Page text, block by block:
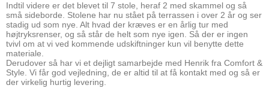
Indtil videre er det blevet til 7 stole, heraf 2 med skammel og så
små sideborde. Stolene har nu stået på terrassen i over 2 år og ser
stadig ud som nye. Alt hvad der kræves er en årlig tur med
højtryksrenser, og så står de helt som nye igen. Så der er ingen
tvivl om at vi ved kommende udskiftninger kun vil benytte dette
materiale.
Derudover så har vi et dejligt samarbejde med Henrik fra Comfort &
Style. Vi får god vejledning, de er altid til at få kontakt med og så er
der virkelig hurtig levering.